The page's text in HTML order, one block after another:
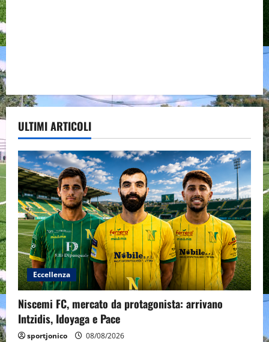
ULTIMI ARTICOLI
Eccellenza
Niscemi FC, mercato da protagonista: arrivano
Intzidis, Idoyaga e Pace
sportjonico 08/08/2026